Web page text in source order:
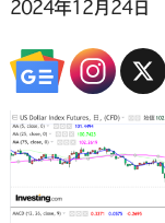
2024年12月24日
X